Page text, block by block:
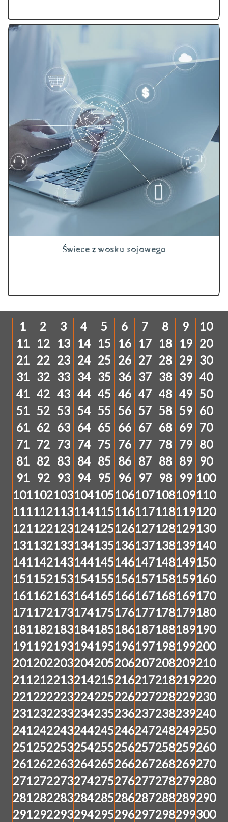
Świece z wosku sojowego
1 2 3 4 5 6 7 8 9
10
11
12 13 14 15 16 17 18 19 20
21 22 23 24 25 26 27 28 29 30
31 32 33 34 35 36 37 38 39 40
41 42 43 44 45 46 47 48 49 50
51 52 53 54 55 56 57 58 59 60
61 62 63 64 65 66 67 68 69 70
71 72 73 74 75 76 77 78 79 80
81 82 83 84 85 86 87 88 89
90
91
92 93 94 95 96 97 98 99 100
101102103104105106107108109110
111112113114115116117118119120
121122123124125126127128129130
131132133134135136137138139140
141142143144145146147148149150
151152153154155156157158159160
161162163164165166167168169170
171172173174175176177178179180
181182183184185186187188189190
191192193194195196197198199200
201202203204205206207208209210
211212213214215216217218219220
221222223224225226227228229230
231232233234235236237238239240
241242243244245246247248249250
251252253254255256257258259260
261262263264265266267268269270
271272273274275276277278279280
281282283284285286287288289290
291292293294295296297298299300